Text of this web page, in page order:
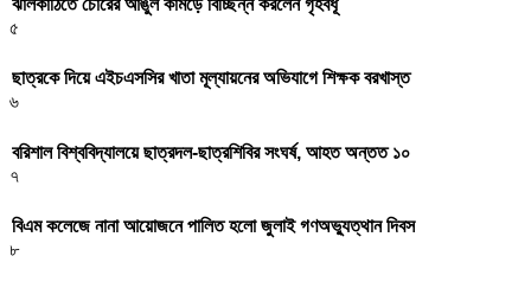
ঝালকাঠিতে চোরের আঙুল কামড়ে বিচ্ছিন্ন করলেন গৃহবধূ
৫
ছাত্রকে দিয়ে এইচএসসির খাতা মূল্যায়নের অভিযাগে শিক্ষক বরখাস্ত
৬
বরিশাল বিশ্ববিদ্যালয়ে ছাত্রদল-ছাত্রশিবির সংঘর্ষ, আহত অন্তত ১০
৭
বিএম কলেজে নানা আয়োজনে পালিত হলো জুলাই গণঅভ্যুত্থান দিবস
৮